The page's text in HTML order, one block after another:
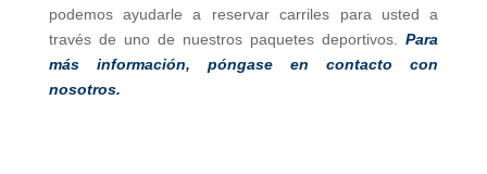
podemos ayudarle a reservar carriles para usted a
través de uno de nuestros paquetes deportivos.Para
más información, póngase en contacto con
nosotros.